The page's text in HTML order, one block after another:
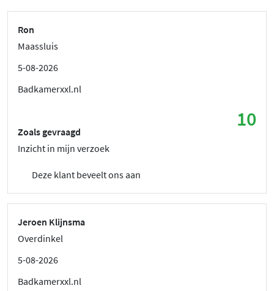
Ron
Maassluis
5-08-2026
Badkamerxxl.nl
10
Zoals gevraagd
Inzicht in mijn verzoek
Deze klant beveelt ons aan
Jeroen Klijnsma
Overdinkel
5-08-2026
Badkamerxxl.nl